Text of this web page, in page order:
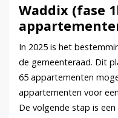
Waddix (fase
In 2025 is het
de gemeenteraad. Dit
65 appartementen
appartementen voor
De volgende stap is